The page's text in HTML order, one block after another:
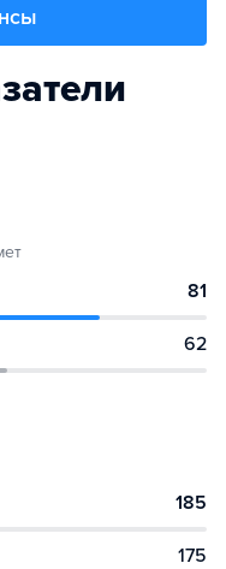
81
62
185
175